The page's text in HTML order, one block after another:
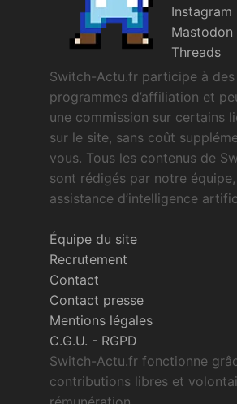
Instagram
Mastodon
Threads
Switch-Actu.fr participe à des
programmes d’affiliation et
une commission sur certains
sur le site, sans coût
vous. Tous les contenus de
sont rédigés par notre
assistance d’intelligence
Équipe du site
Recrutement
Contact
Contact presse
Mentions légales
C.G.U. - RGPD
Switch-Actu.fr fonctionne
contributions libres et